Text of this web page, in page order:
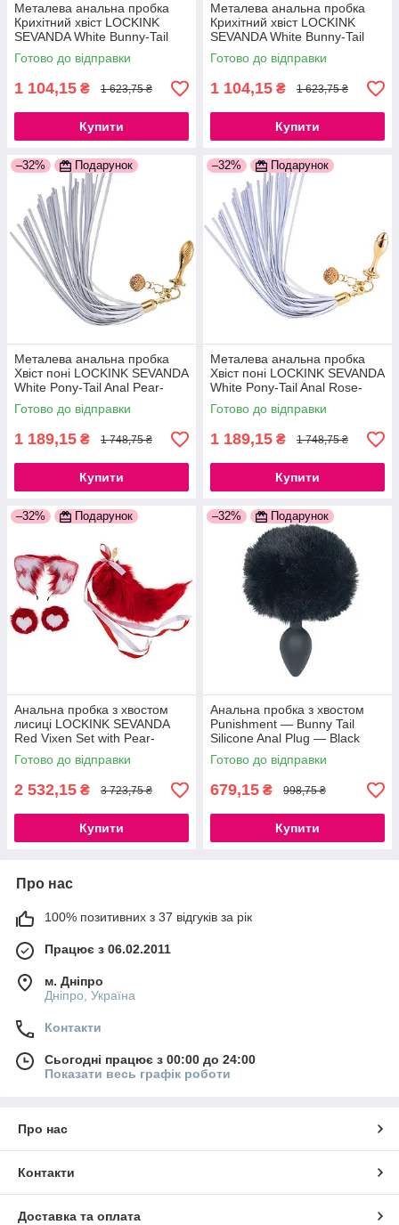
Металева анальна пробка
Крихітний хвіст LOCKINK
SEVANDA White Bunny-Tail
Anal Rose-shape Plug
Готово до відправки
1 104,15 ₴ 1 623,75 ₴
Купити
Металева анальна пробка
Крихітний хвіст LOCKINK
SEVANDA White Bunny-Tail
Anal Pear-shape Plug
Готово до відправки
1 104,15 ₴ 1 623,75 ₴
Купити
–32% Подарунок
Металева анальна пробка
Хвіст поні LOCKINK SEVANDA
White Pony-Tail Anal Pear-
shape Plug
Готово до відправки
1 189,15 ₴ 1 748,75 ₴
Купити
–32% Подарунок
Металева анальна пробка
Хвіст поні LOCKINK SEVANDA
White Pony-Tail Anal Rose-
shape Plug
Готово до відправки
1 189,15 ₴ 1 748,75 ₴
Купити
–32% Подарунок
Анальна пробка з хвостом
лисиці LOCKINK SEVANDA
Red Vixen Set with Pear-
shape Plug
Готово до відправки
2 532,15 ₴ 3 723,75 ₴
Купити
–32% Подарунок
Анальна пробка з хвостом
Punishment — Bunny Tail
Silicone Anal Plug — Black
Готово до відправки
679,15 ₴ 998,75 ₴
Купити
Про нас
100% позитивних з 37 відгуків за рік
Працює з 06.02.2011
м. Дніпро
Дніпро, Україна
Контакти
Сьогодні працює з 00:00 до 24:00
Показати весь графік роботи
Про нас
Контакти
Доставка та оплата